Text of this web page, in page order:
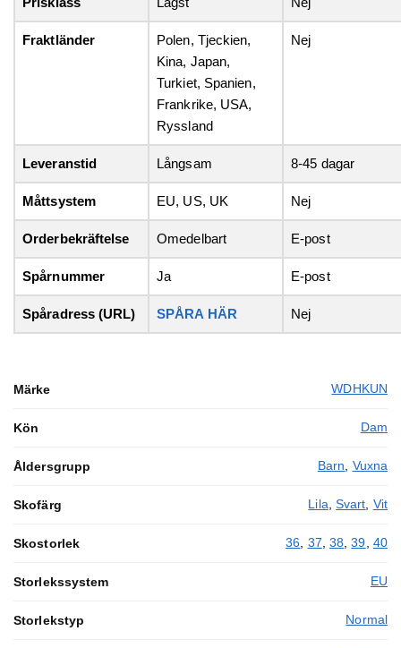
Fraktländer
Polen, Tjeckien,
Kina, Japan,
Turkiet, Spanien,
Frankrike, USA,
Ryssland
Nej
Leveranstid Långsam 8-45 dagar
Måttsystem EU, US, UK Nej
Orderbekräftelse Omedelbart E-post
Spårnummer Ja E-post
Spåradress (URL) SPÅRA HÄR Nej
Märke WDHKUN
Kön Dam
Åldersgrupp Barn Vuxna
Skofärg Lila Svart Vit
Skostorlek 36 37 38 ,39 40
Storlekssystem EU
Storlekstyp Normal